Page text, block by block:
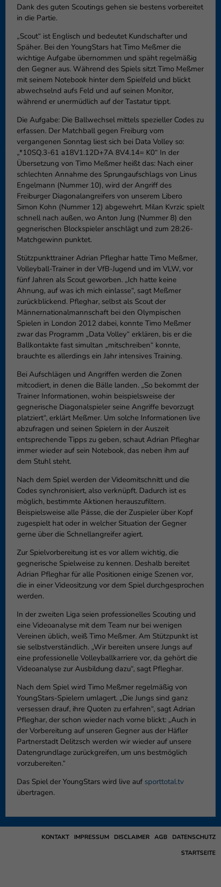
Dank des guten Scoutings gehen sie bestens vorbereitet
in die Partie.
„Scout“ ist Englisch und bedeutet Kundschafter und
Späher. Bei den YoungStars hat Timo Meßmer die
wichtige Aufgabe übernommen und späht regelmäßig
den Gegner aus. Während des Spiels sitzt Timo Meßmer
mit seinem Notebook hinter dem Spielfeld und blickt
abwechselnd aufs Feld und auf seinen Monitor,
während er unermüdlich auf der Tastatur tippt.
Die Aufgabe: Die Ballwechsel mittels spezieller Codes zu
erfassen. Der Matchball gegen Freiburg vom
vergangenen Sonntag liest sich bei Data Volley so:
„*10SQ.3-61 a18V1.12D+7A 8V4.14= K0“ In der
Übersetzung von Timo Meßmer heißt das: Nach einer
schlechten Annahme des Sprungaufschlags von Linus
Engelmann (Nummer 10), wird der Angriff des
Freiburger Diagonalangreifers von unserem Libero
Simon Kohn (Nummer 12) abgewehrt. Milan Kvrzic spielt
schnell nach außen, wo Anton Jung (Nummer 8) den
gegnerischen Blockspieler anschlägt und zum 28:26-
Matchgewinn punktet.
Stützpunkttrainer Adrian Pfleghar hatte Timo Meßmer,
Volleyball-Trainer in der VfB-Jugend und im VLW, vor
fünf Jahren als Scout geworben. „Ich hatte keine
Ahnung, auf was ich mich einlasse“, sagt Meßmer
zurückblickend. Pfleghar, selbst als Scout der
Männernationalmannschaft bei den Olympischen
Spielen in London 2012 dabei, konnte Timo Meßmer
zwar das Programm „Data Volley“ erklären, bis er die
Ballkontakte fast simultan „mitschreiben“ konnte,
brauchte es allerdings ein Jahr intensives Training.
Bei Aufschlägen und Angriffen werden die Zonen
mitcodiert, in denen die Bälle landen. „So bekommt der
Trainer Informationen, wohin beispielsweise der
gegnerische Diagonalspieler seine Angriffe bevorzugt
platziert“, erklärt Meßmer. Um solche Informationen live
abzufragen und seinen Spielern in der Auszeit
entsprechende Tipps zu geben, schaut Adrian Pfleghar
immer wieder auf sein Notebook, das neben ihm auf
dem Stuhl steht.
Nach dem Spiel werden der Videomitschnitt und die
Codes synchronisiert, also verknüpft. Dadurch ist es
möglich, bestimmte Aktionen herauszufiltern.
Beispielsweise alle Pässe, die der Zuspieler über Kopf
zugespielt hat oder in welcher Situation der Gegner
gerne über die Schnellangreifer agiert.
Zur Spielvorbereitung ist es vor allem wichtig, die
gegnerische Spielweise zu kennen. Deshalb bereitet
Adrian Pfleghar für alle Positionen einige Szenen vor,
die in einer Videositzung vor dem Spiel durchgesprochen
werden.
In der zweiten Liga seien professionelles Scouting und
eine Videoanalyse mit dem Team nur bei wenigen
Vereinen üblich, weiß Timo Meßmer. Am Stützpunkt ist
sie selbstverständlich. „Wir bereiten unsere Jungs auf
eine professionelle Volleyballkarriere vor, da gehört die
Videoanalyse zur Ausbildung dazu“, sagt Pfleghar.
Nach dem Spiel wird Timo Meßmer regelmäßig von
YoungStars-Spielern umlagert. „Die Jungs sind ganz
versessen drauf, ihre Quoten zu erfahren“, sagt Adrian
Pfleghar, der schon wieder nach vorne blickt: „Auch in
der Vorbereitung auf unseren Gegner aus der Häfler
Partnerstadt Delitzsch werden wir wieder auf unsere
Datengrundlage zurückgreifen, um uns bestmöglich
vorzubereiten.“
Das Spiel der YoungStars wird live auf sporttotal.tv
übertragen.
DATENSCHUTZ
AGB
DISCLAIMER
IMPRESSUM
KONTAKT
STARTSEITE
Datenschutzeinstellungen
Funktion der Website
Externe Medien (6)
Inhalte von Videoplattformen
blockiert. Wenn Cookies von
diese Inhalte keiner